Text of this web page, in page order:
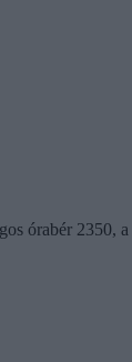
órabér